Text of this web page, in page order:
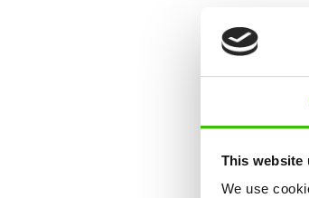
This website
We use
sportů